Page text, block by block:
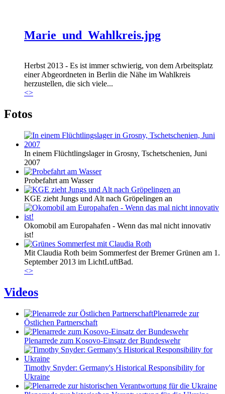
Marie_und_Wahlkreis.jpg
Herbst 2013 - Es ist immer schwierig, von dem Arbeitsplatz
einer Abgeordneten in Berlin die Nähe im Wahlkreis
herzustellen, die sich viele...
<>
Fotos
In einem Flüchtlingslager in Grosny, Tschetschenien, Juni
2007
Probefahrt am Wasser
KGE zieht Jungs und Alt nach Gröpelingen an
Okomobil am Europahafen - Wenn das mal nicht innovativ
ist!
Mit Claudia Roth beim Sommerfest der Bremer Grünen am 1.
September 2013 im LichtLuftBad.
<>
Videos
Plenarrede zur
Östlichen Partnerschaft
Plenarrede zum Kosovo-Einsatz der Bundeswehr
Timothy Snyder: Germany's Historical Responsibility for
Ukraine